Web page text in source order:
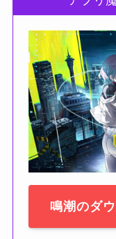
鳴潮のダ